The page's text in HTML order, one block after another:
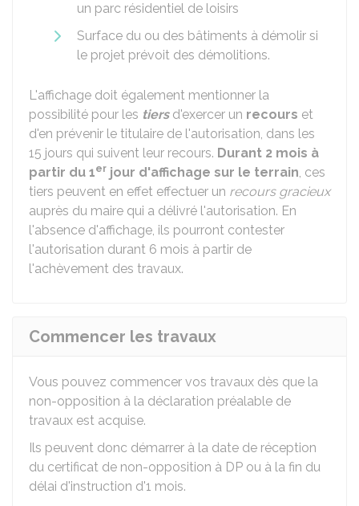
un parc résidentiel de loisirs
Surface du ou des bâtiments à démolir si
le projet prévoit des démolitions.
L'affichage doit également mentionner la
possibilité pour les tiersd'exercer un recours et
d'en prévenir le titulaire de l'autorisation, dans les
15 jours qui suivent leur recours. Durant 2 mois à
partir du 1er jour d'affichage sur le terrain, ces
tiers peuvent en effet effectuer un recours gracieux
auprès du maire qui a délivré l'autorisation. En
l'absence d'affichage, ils pourront contester
l'autorisation durant 6 mois à partir de
l'achèvement des travaux.
Commencer les travaux
Vous pouvez commencer vos travaux dès que la
non-opposition à la déclaration préalable de
travaux est acquise.
Ils peuvent donc démarrer à la date de réception
du certificat de non-opposition à DP ou à la fin du
délai d'instruction d'1 mois.